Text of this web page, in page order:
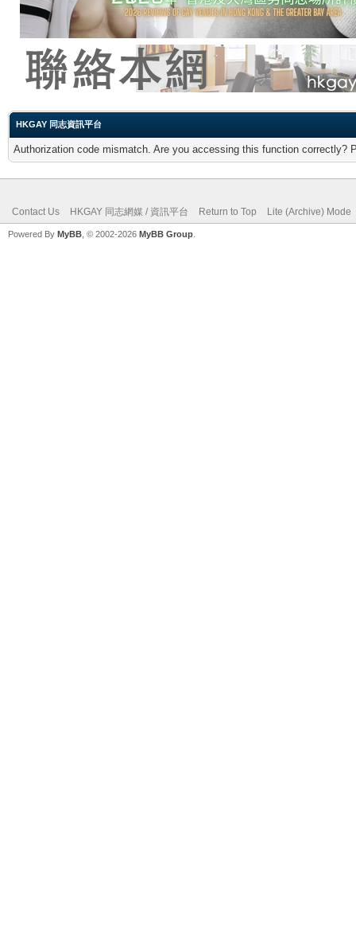
HKGAY 同志資訊平台
Authorization code mismatch. Are you accessing this function correctly?
Contact Us HKGAY 同志網媒 / 資訊平台 Return to Top Lite (Archive) Mode
Powered By MyBB , © 2002-2026 MyBB Group